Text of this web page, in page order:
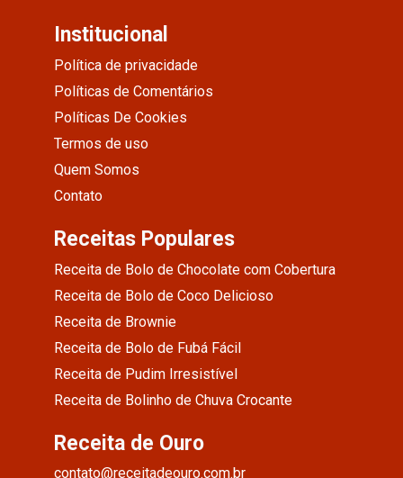
Institucional
Política de privacidade
Políticas de Comentários
Políticas De Cookies
Termos de uso
Quem Somos
Contato
Receitas Populares
Receita de Bolo de Chocolate com Cobertura
Receita de Bolo de Coco Delicioso
Receita de Brownie
Receita de Bolo de Fubá Fácil
Receita de Pudim Irresistível
Receita de Bolinho de Chuva Crocante
Receita de Ouro
contato@receitadeouro.com.br